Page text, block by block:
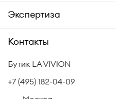
Аксессуары
Гарантия подлинности
Комплект документов
Политика возврата
Сертификация бриллиантов
О компании
СМИ о нас
Корпоративный портал
Экспертиза
Академия LA VIVION
Статьи
Контакты
Бутик LA VIVION
+7 (495) 182-04-09